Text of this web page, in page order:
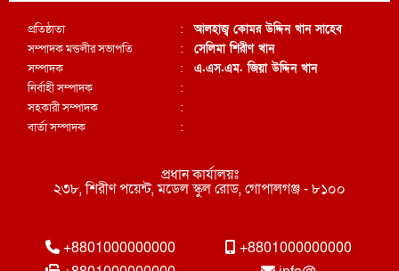
প্রতিষ্ঠাতা
সম্পাদক মন্ডলীর সভাপতি
সম্পাদক
নির্বাহী সম্পাদক
সহকারী সম্পাদক
বার্তা সম্পাদক
:
:
:
:
:
:
আলহাজ্ব কোমর উদ্দিন খান সাহেব
সেলিমা শিরীণ খান
এ.এস.এম. জিয়া উদ্দিন খান
প্রধান কার্যালয়ঃ
২৩৮, শিরীণ পয়েন্ট, মডেল স্কুল রোড, গোপালগঞ্জ - ৮১০০
+8801000000000
+8801000000000